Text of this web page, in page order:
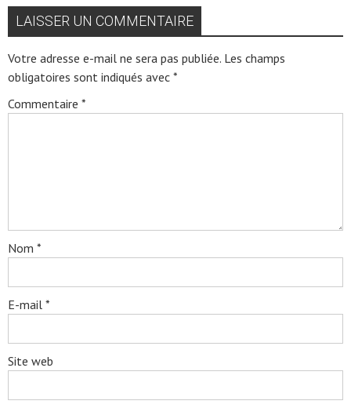
LAISSER UN COMMENTAIRE
Votre adresse e-mail ne sera pas publiée. Les champs
obligatoires sont indiqués avec *
Commentaire *
Nom *
E-mail *
Site web